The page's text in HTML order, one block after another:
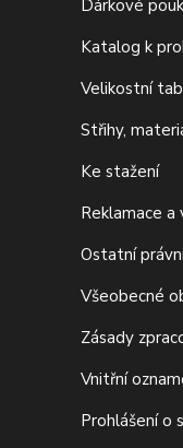
Dárkové
Katalog k
Velikostní
Střihy,
Ke stažení
Reklamace a
Ostatní
Všeobecné
Zásady
Vnitřní
Prohlášení o